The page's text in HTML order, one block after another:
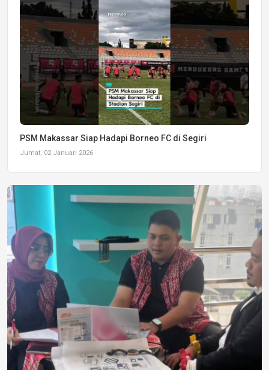
PSM Makassar Siap Hadapi Borneo FC di Segiri
Jumat, 02 Januari 2026